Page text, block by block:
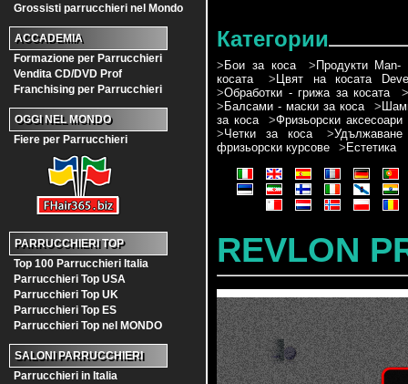
Grossisti parrucchieri nel Mondo
ACCADEMIA
Formazione per Parrucchieri
Vendita CD/DVD Prof
Franchising per Parrucchieri
OGGI NEL MONDO
Fiere per Parrucchieri
PARRUCCHIERI TOP
Top 100 Parrucchieri Italia
Parrucchieri Top USA
Parrucchieri Top UK
Parrucchieri Top ES
Parrucchieri Top nel MONDO
SALONI PARRUCCHIERI
Parrucchieri in Italia
Категории
> Бои за коса > Продукти Man-
косата
> Цвят на косата
>Обработки - грижа за косата
> Балсами - маски за коса >
за коса
>Фризьорски аксесоари
>Четки за коса >
фризьорски курсове
> Естетика
REVLON